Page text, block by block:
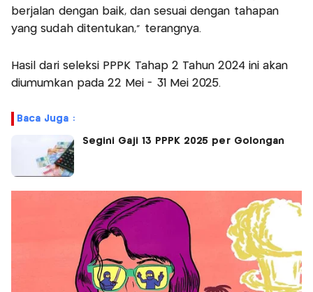
berjalan dengan baik, dan sesuai dengan tahapan
yang sudah ditentukan,” terangnya.
Hasil dari seleksi PPPK Tahap 2 Tahun 2024 ini akan
diumumkan pada 22 Mei - 31 Mei 2025.
Baca Juga :
Segini Gaji 13 PPPK 2025 per Golongan